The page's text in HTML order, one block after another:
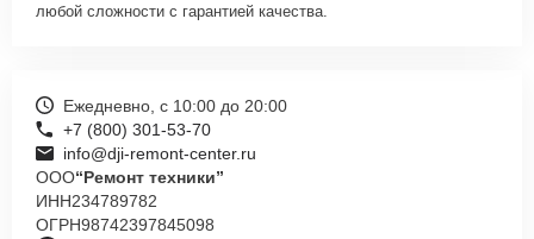
любой сложности с гарантией качества.
Ежедневно, с 10:00 до 20:00
+7 (800) 301-53-70
info@dji-remont-center.ru
ООО“Ремонт техники”
ИНН234789782
ОГРН98742397845098